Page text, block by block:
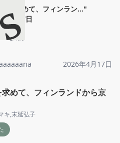
言を求めて、フィンラン..."
4月17日
投稿
2026年4月17日
めて、フィンランドから京
キ,末延弘子